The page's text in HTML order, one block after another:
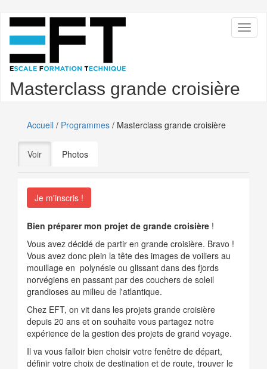
Aller
contenu
principal
Masterclass grande croisière
Accueil / Programmes / Masterclass grande croisière
Onglets
principaux
Voir (onglet actif)
Photos
Je m'inscris !
Bien préparer mon projet de grande croisière !
Vous avez décidé de partir en grande croisière. Bravo !
Vous avez donc plein la tête des images de voiliers au
mouillage en polynésie ou glissant dans des fjords
norvégiens en passant par des couchers de soleil
grandioses au milieu de l'atlantique.
Chez EFT, on vit dans les projets grande croisière
depuis 20 ans et on souhaite vous partagez notre
expérience de la gestion des projets de grand voyage.
Il va vous falloir bien choisir votre fenêtre de départ,
définir votre choix de destination et de route, trouver le